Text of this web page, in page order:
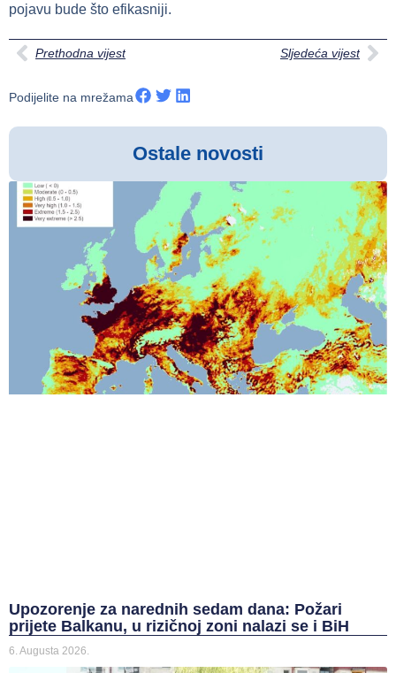
pojavu bude što efikasniji.
Prethodna vijest Sljedeća vijest
Podijelite na mrežama
Ostale novosti
Upozorenje za narednih sedam dana: Požari
prijete Balkanu, u rizičnoj zoni nalazi se i BiH
6. Augusta 2026.